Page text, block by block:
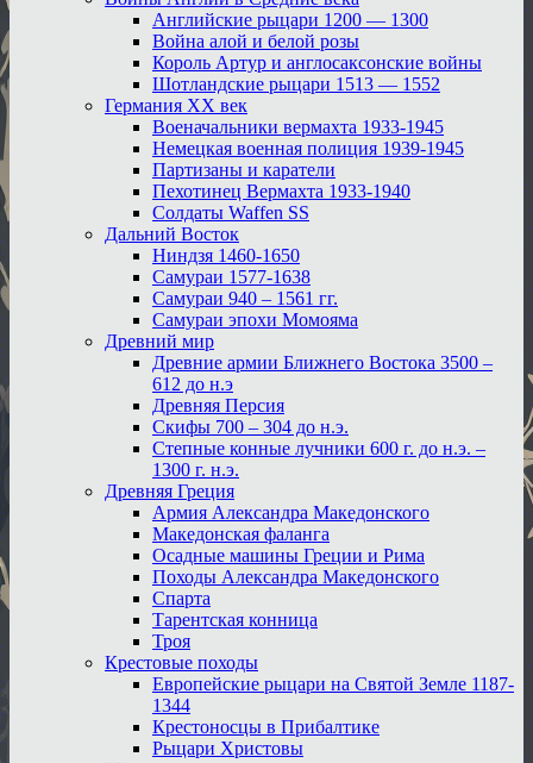
Английские рыцари 1200 — 1300
Война алой и белой розы
Король Артур и англосаксонские войны
Шотландские рыцари 1513 — 1552
Германия XX век
Военачальники вермахта 1933-1945
Немецкая военная полиция 1939-1945
Партизаны и каратели
Пехотинец Вермахта 1933-1940
Солдаты Waffen SS
Дальний Восток
Ниндзя 1460-1650
Самураи 1577-1638
Самураи 940 – 1561 гг.
Самураи эпохи Момояма
Древний мир
Древние армии Ближнего Востока 3500 –
612 до н.э
Древняя Персия
Скифы 700 – 304 до н.э.
Степные конные лучники 600 г. до н.э. –
1300 г. н.э.
Древняя Греция
Армия Александра Македонского
Македонская фаланга
Осадные машины Греции и Рима
Походы Александра Македонского
Спарта
Тарентская конница
Троя
Крестовые походы
Европейские рыцари на Святой Земле 1187-
1344
Крестоносцы в Прибалтике
Рыцари Христовы